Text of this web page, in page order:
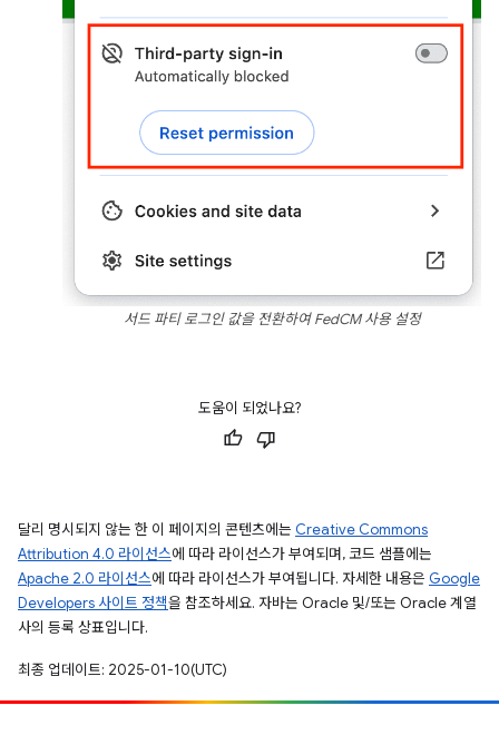
서드 파티 로그인 값을 전환하여 FedCM 사용 설정
도움이 되었나요?
달리 명시되지 않는 한 이 페이지의 콘텐츠에는 Creative Commons
Attribution 4.0 라이선스에 따라 라이선스가 부여되며, 코드 샘플에는
Apache 2.0 라이선스에 따라 라이선스가 부여됩니다. 자세한 내용은 Google
Developers 사이트 정책을 참조하세요. 자바는 Oracle 및/또는 Oracle 계열
사의 등록 상표입니다.
최종 업데이트: 2025-01-10(UTC)